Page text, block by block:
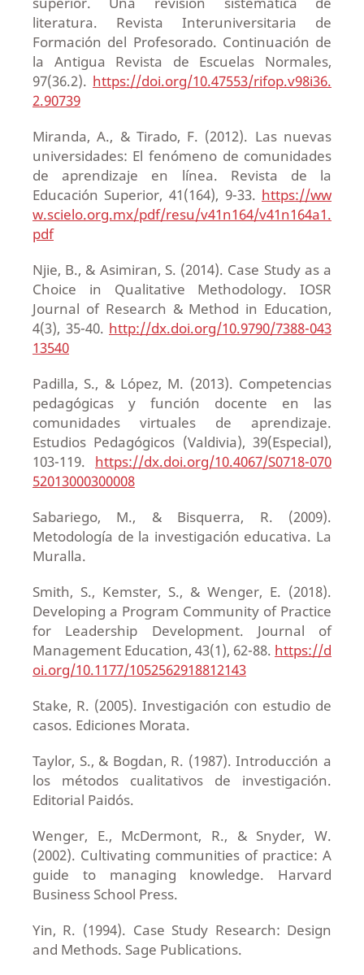
literatura. Revista Interuniversitaria de
Formación del Profesorado. Continuación de
la Antigua Revista de Escuelas Normales,
97(36.2). https://doi.org/10.47553/rifop.v98i36.
2.90739
Miranda, A., & Tirado, F. (2012). Las nuevas
universidades: El fenómeno de comunidades
de aprendizaje en línea. Revista de la
Educación Superior, 41(164), 9-33. https://ww
w.scielo.org.mx/pdf/resu/v41n164/v41n164a1.
pdf
Njie, B., & Asimiran, S. (2014). Case Study as a
Choice in Qualitative Methodology. IOSR
Journal of Research & Method in Education,
4(3), 35-40. http://dx.doi.org/10.9790/7388-043
13540
Padilla, S., & López, M. (2013). Competencias
pedagógicas y función docente en las
comunidades virtuales de aprendizaje.
Estudios Pedagógicos (Valdivia), 39(Especial),
103-119. https://dx.doi.org/10.4067/S0718-070
52013000300008
Sabariego, M., & Bisquerra, R. (2009).
Metodología de la investigación educativa. La
Muralla.
Smith, S., Kemster, S., & Wenger, E. (2018).
Developing a Program Community of Practice
for Leadership Development. Journal of
Management Education, 43(1), 62-88. https://d
oi.org/10.1177/1052562918812143
Stake, R. (2005). Investigación con estudio de
casos. Ediciones Morata.
Taylor, S., & Bogdan, R. (1987). Introducción a
los métodos cualitativos de investigación.
Editorial Paidós.
Wenger, E., McDermont, R., & Snyder, W.
(2002). Cultivating communities of practice: A
guide to managing knowledge. Harvard
Business School Press.
Yin, R. (1994). Case Study Research: Design
and Methods. Sage Publications.